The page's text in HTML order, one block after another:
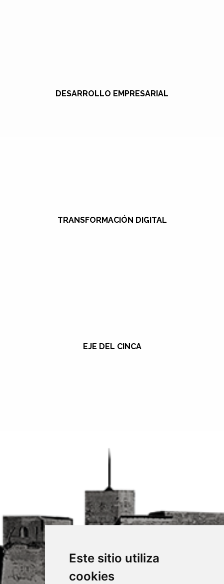
Este sitio utiliza
cookies
DESARROLLO EMPRESARIAL
TRANSFORMACIÓN DIGITAL
EJE DEL CINCA